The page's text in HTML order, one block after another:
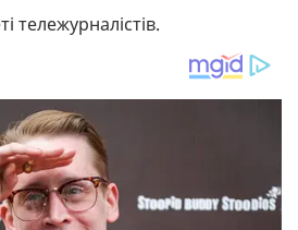
тележурналістів.